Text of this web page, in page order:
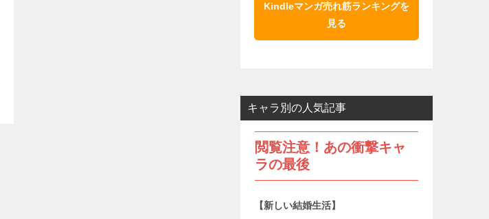
Kindleマンガ売れ筋ランキングを
見る
キャラ別の人気記事
閲覧注意！あの衝撃キャ
ラの最後
【新しい結婚生活】